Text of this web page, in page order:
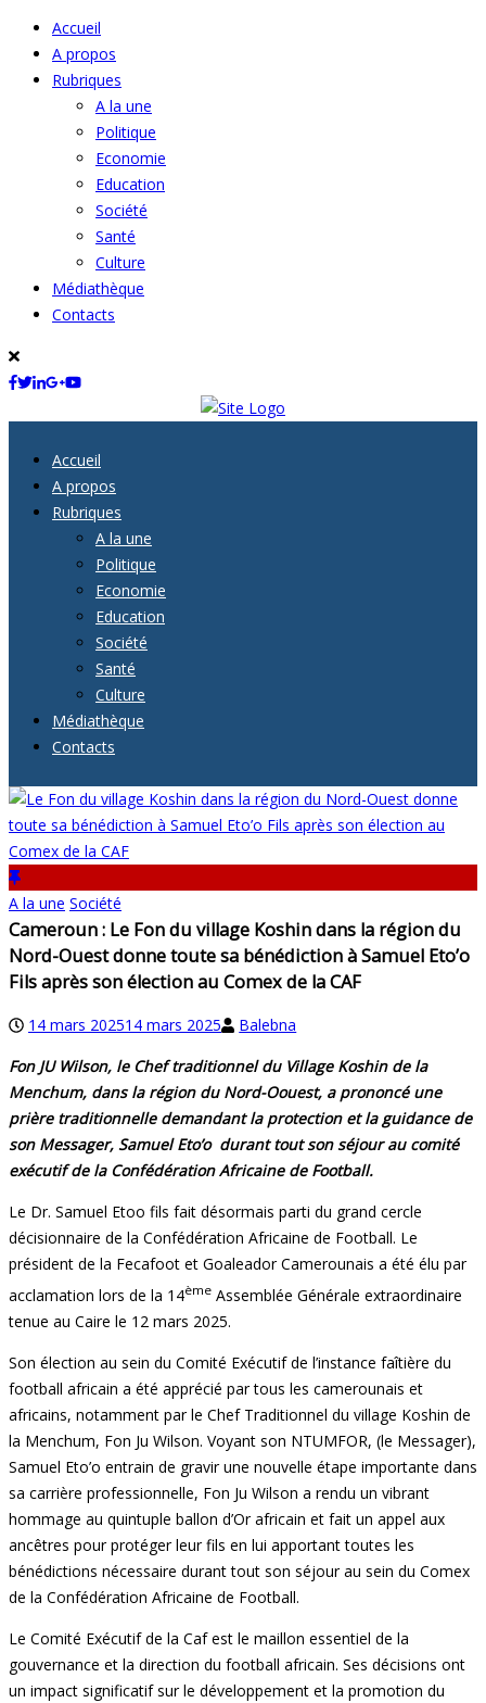
Accueil
A propos
Rubriques
A la une
Politique
Economie
Education
Société
Santé
Culture
Médiathèque
Contacts
Accueil
A propos
Rubriques
A la une
Politique
Economie
Education
Société
Santé
Culture
Médiathèque
Contacts
A la une Société
Cameroun : Le Fon du village Koshin dans la région du
Nord-Ouest donne toute sa bénédiction à Samuel Eto’o
Fils après son élection au Comex de la CAF
14 mars 202514 mars 2025
Balebna
Fon JU Wilson, le Chef traditionnel du Village Koshin de la
Menchum, dans la région du Nord-Oouest, a prononcé une
prière traditionnelle demandant la protection et la guidance de
son Messager, Samuel Eto’o durant tout son séjour au comité
exécutif de la Confédération Africaine de Football.
Le Dr. Samuel Etoo fils fait désormais parti du grand cercle
décisionnaire de la Confédération Africaine de Football. Le
président de la Fecafoot et Goaleador Camerounais a été élu par
acclamation lors de la 14ème Assemblée Générale extraordinaire
tenue au Caire le 12 mars 2025.
Son élection au sein du Comité Exécutif de l’instance faîtière du
football africain a été apprécié par tous les camerounais et
africains, notamment par le Chef Traditionnel du village Koshin de
la Menchum, Fon Ju Wilson. Voyant son NTUMFOR, (le Messager),
Samuel Eto’o entrain de gravir une nouvelle étape importante dans
sa carrière professionnelle, Fon Ju Wilson a rendu un vibrant
hommage au quintuple ballon d’Or africain et fait un appel aux
ancêtres pour protéger leur fils en lui apportant toutes les
bénédictions nécessaire durant tout son séjour au sein du Comex
de la Confédération Africaine de Football.
Le Comité Exécutif de la Caf est le maillon essentiel de la
gouvernance et la direction du football africain. Ses décisions ont
un impact significatif sur le développement et la promotion du